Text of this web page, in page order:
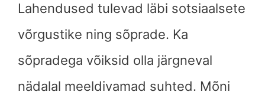
Lahendused tulevad läbi sotsiaalsete
võrgustike ning sõprade. Ka
sõpradega võiksid olla järgneval
nädalal meeldivamad suhted. Mõni